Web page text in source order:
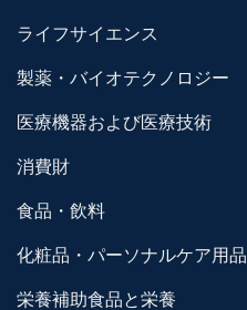
ライフサイエンス
製薬・バイオテクノロジー
医療機器および医療技術
消費財
食品・飲料
化粧品・パーソナルケア用品
栄養補助食品と栄養